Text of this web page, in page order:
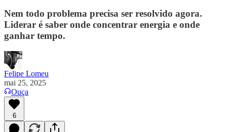
Nem todo problema precisa ser resolvido agora.
Liderar é saber onde concentrar energia e onde
ganhar tempo.
Felipe Lomeu
mai 25, 2025
Ouça
6